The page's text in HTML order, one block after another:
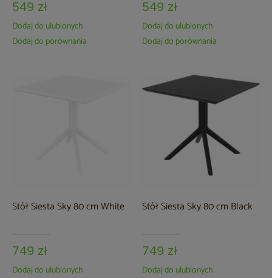
549 zł
Dodaj do ulubionych
Dodaj do porównania
549 zł
Dodaj do ulubionych
Dodaj do porównania
Stół Siesta Sky 80 cm White
749 zł
Dodaj do ulubionych
Stół Siesta Sky 80 cm Black
749 zł
Dodaj do ulubionych